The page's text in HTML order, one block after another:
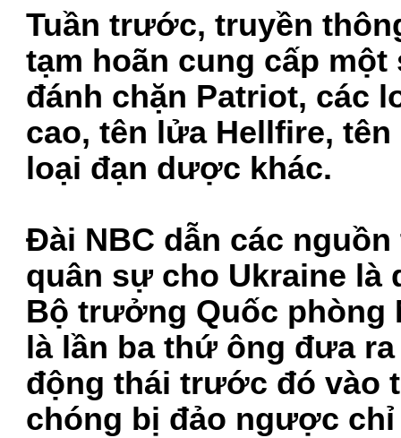
Tuần trước, truyền
tạm hoãn cung cấp
đánh chặn Patriot, các
cao, tên lửa Hellfire,
loại đạn dược khác.
Đài NBC dẫn các
quân sự cho Ukraine
Bộ trưởng Quốc phòng
là lần ba thứ ông đưa
động thái trước đó vào
chóng bị đảo ngược chỉ